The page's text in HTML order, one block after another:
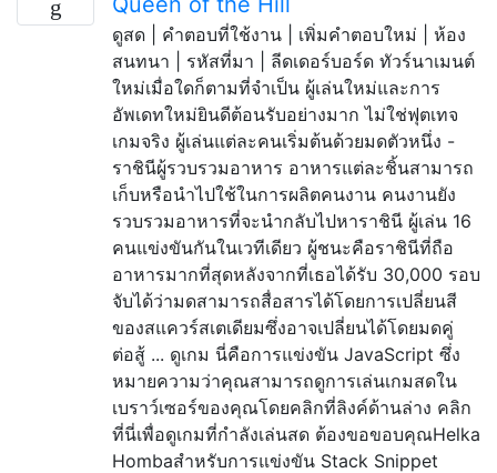
ดูสด | คำตอบที่ใช้งาน | เพิ่มคำตอบใหม่ | ห้อง
สนทนา | รหัสที่มา | ลีดเดอร์บอร์ด ทัวร์นาเมนต์
ใหม่เมื่อใดก็ตามที่จำเป็น ผู้เล่นใหม่และการ
อัพเดทใหม่ยินดีต้อนรับอย่างมาก ไม่ใช่ฟุตเทจ
เกมจริง ผู้เล่นแต่ละคนเริ่มต้นด้วยมดตัวหนึ่ง -
ราชินีผู้รวบรวมอาหาร อาหารแต่ละชิ้นสามารถ
เก็บหรือนำไปใช้ในการผลิตคนงาน คนงานยัง
รวบรวมอาหารที่จะนำกลับไปหาราชินี ผู้เล่น 16
คนแข่งขันกันในเวทีเดียว ผู้ชนะคือราชินีที่ถือ
อาหารมากที่สุดหลังจากที่เธอได้รับ 30,000 รอบ
จับได้ว่ามดสามารถสื่อสารได้โดยการเปลี่ยนสี
ของสแควร์สเตเดียมซึ่งอาจเปลี่ยนได้โดยมดคู่
ต่อสู้ ... ดูเกม นี่คือการแข่งขัน JavaScript ซึ่ง
หมายความว่าคุณสามารถดูการเล่นเกมสดใน
เบราว์เซอร์ของคุณโดยคลิกที่ลิงค์ด้านล่าง คลิก
ที่นี่เพื่อดูเกมที่กำลังเล่นสด ต้องขอขอบคุณHelka
Hombaสำหรับการแข่งขัน Stack Snippet